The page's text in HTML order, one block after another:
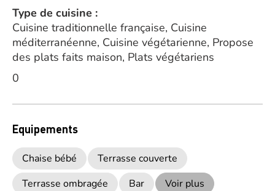
Type de cuisine :
Cuisine traditionnelle française, Cuisine
méditerranéenne, Cuisine végétarienne, Propose
des plats faits maison, Plats végétariens
0
Equipements
Chaise bébé
Terrasse couverte
Terrasse ombragée
Bar Voir plus